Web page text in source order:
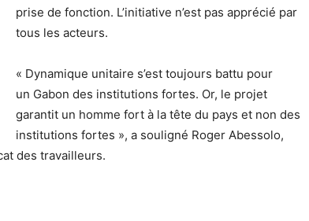
prise de fonction. L’initiative n’est pas apprécié par
tous les acteurs.
« Dynamique unitaire s’est toujours battu pour
un Gabon des institutions fortes. Or, le projet
garantit un homme fort à la tête du pays et non des
institutions fortes », a souligné Roger Abessolo,
des travailleurs.